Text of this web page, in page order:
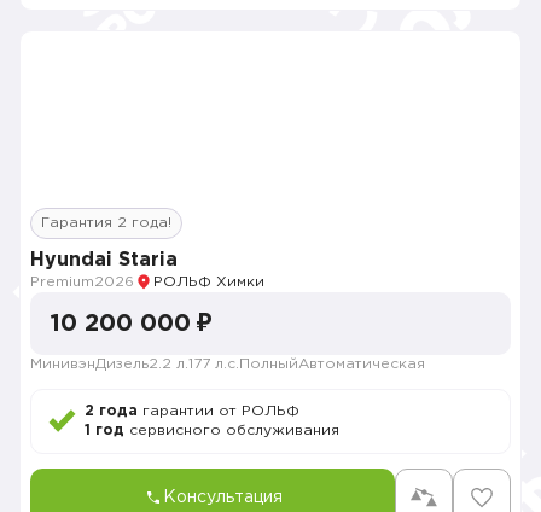
Гарантия 2 года!
Hyundai Staria
Premium2026 РОЛЬФ Химки
10 200 000 ₽
МинивэнДизель2.2 л. 177 л.с. ПолныйАвтоматическая
2 года гарантии от РОЛЬФ
1 год сервисного обслуживания
Консультация